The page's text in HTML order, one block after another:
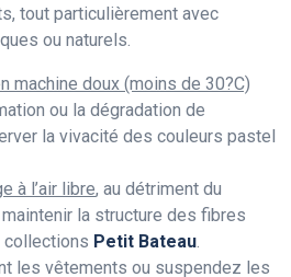
tout particulièrement avec
ou naturels.
machine doux (moins de 30?C)
ou la dégradation de
la vivacité des couleurs pastel
à l’air libre, au détriment du
la structure des fibres
collections Petit Bateau.
les vêtements ou suspendez les